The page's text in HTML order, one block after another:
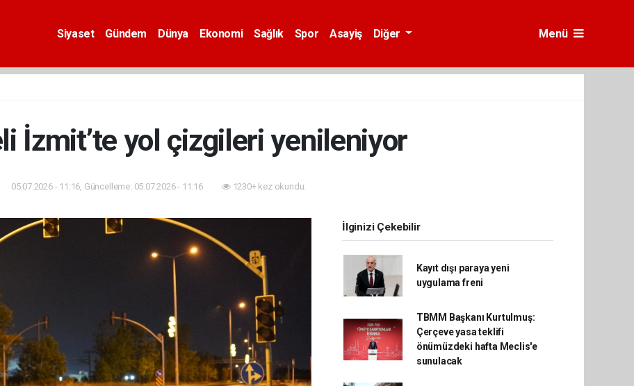
Siyaset Gündem Dünya Ekonomi Sağlık Spor Asayiş Diğer Menü
İzmit’te yol çizgileri yenileniyor
05.07.2026 - 11:16, Güncelleme: 05.07.2026 - 11:16 1230+ kez okundu.
İlginizi Çekebilir
Kayıt dışı paraya yeni
uygulama freni
TBMM Başkanı Kurtulmuş:
Çerçeve yasa teklifi
önümüzdeki hafta Meclis'e
sunulacak